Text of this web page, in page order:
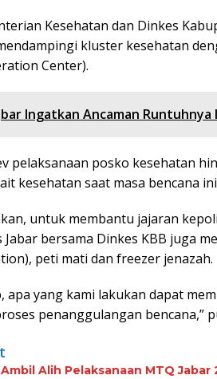
Kesehatan dan Dinkes
kluster kesehatan
Center).
Ingatkan Ancaman Runtuhnya
pelaksanaan posko kesehatan
kesehatan saat masa bencana
untuk membantu jajaran
Jabar bersama Dinkes KBB juga
peti mati dan freezer jenazah.
apa yang kami lakukan dapat
penanggulangan bencana,”
Alih Pelaksanaan MTQ Jabar